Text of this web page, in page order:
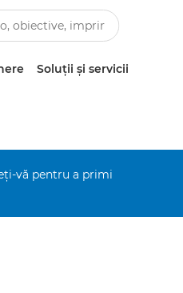
Soluţii şi servicii
vă pentru a primi